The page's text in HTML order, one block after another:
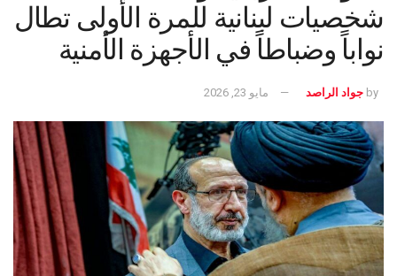
شخصيات لبنانية للمرة الأولى تطال
نواباً وضباطاً في الأجهزة الأمنية
by جواد الراصد مايو 23, 2026